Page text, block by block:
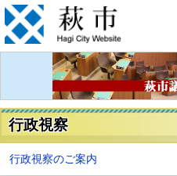
行政視察
行政視察のご案内